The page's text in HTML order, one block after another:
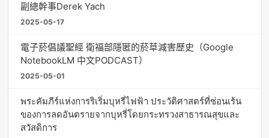
副總幹事Derek Yach
2025-05-17
電子菸倡議聖經 衛福部隱匿的菸草減害歷史（Google
NotebookLM 中文PODCAST）
2025-05-01
พระคัมภีร์แห่งการริเริ่มบุหรี่ไฟฟ้า ประวัติศาสตร์ที่ซ่อนเร้น
ของการลดอันตรายจากบุหรี่โดยกระทรวงสาธารณสุขและ
สวัสดิการ